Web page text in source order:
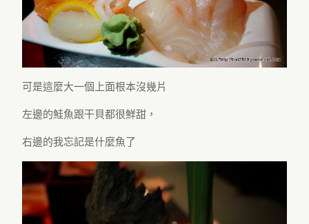
可是這麼大一個上面根本沒幾片
左邊的鮭魚跟干貝都很鮮甜，
右邊的我忘記是什麼魚了